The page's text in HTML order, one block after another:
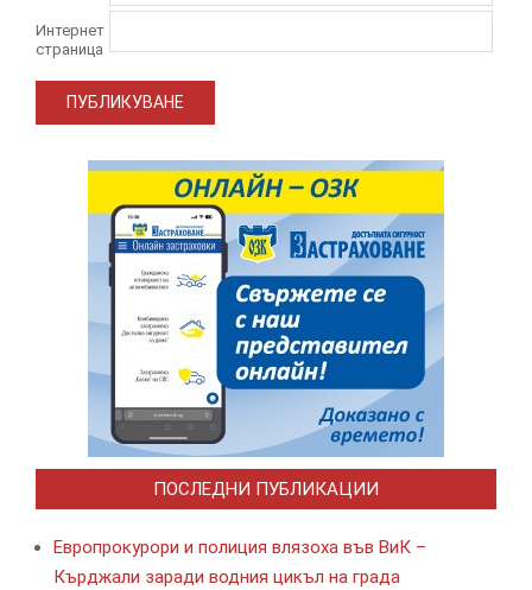
Интернет
страница
ПОСЛЕДНИ ПУБЛИКАЦИИ
Европрокурори и полиция влязоха във ВиК –
Кърджали заради водния цикъл на града